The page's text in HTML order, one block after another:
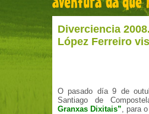
Diverciencia
López Ferreiro
O pasado día 9 de
Santiago de
Granxas Dixitais”, para